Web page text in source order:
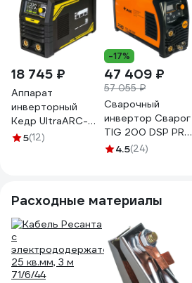
18 745 ₽
Аппарат
инверторный
Кедр UltraARC-
250S Pulse Digital
5(12)
-17%
47 409 ₽
57 055 ₽
Сварочный
инвертор Сварог
TIG 200 DSP PRO
W207
4.5(24)
Расходные материалы